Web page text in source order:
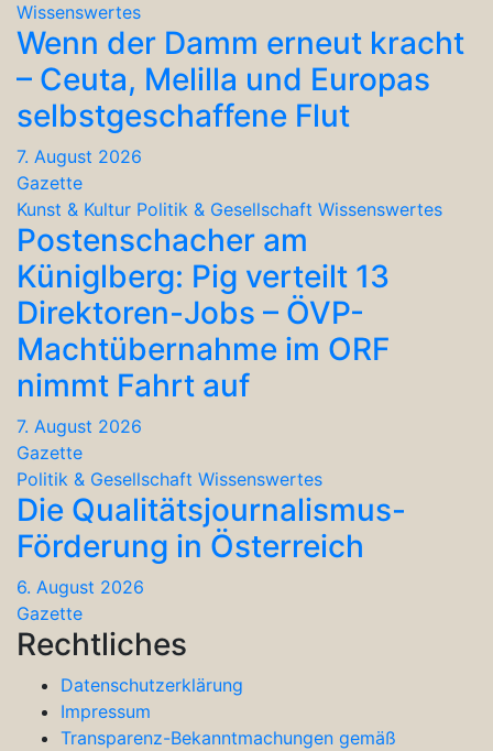
Wissenswertes
Wenn der Damm erneut kracht
– Ceuta, Melilla und Europas
selbstgeschaffene Flut
7. August 2026
Gazette
Kunst & Kultur Politik & Gesellschaft Wissenswertes
Postenschacher am
Küniglberg: Pig verteilt 13
Direktoren-Jobs – ÖVP-
Machtübernahme im ORF
nimmt Fahrt auf
7. August 2026
Gazette
Politik & Gesellschaft Wissenswertes
Die Qualitätsjournalismus-
Förderung in Österreich
6. August 2026
Gazette
Rechtliches
Datenschutzerklärung
Impressum
Transparenz-Bekanntmachungen gemäß